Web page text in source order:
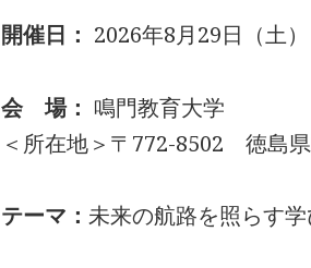
開催日： 2026年8月29日（土）
会 場： 鳴門教育大学
＜所在地＞〒772-8502 徳島
テーマ：未来の航路を照らす